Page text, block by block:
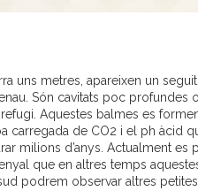
uns metres, apareixen un
Són cavitats poc profundes
Aquestes balmes es
carregada de CO2 i el ph àcid
milions d’anys. Actualment
que en altres temps
podrem observar altres petites